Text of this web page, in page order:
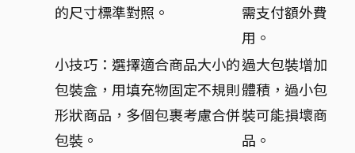
的尺寸標準對照。
需支付額外費
用。
小技巧：選擇適合商品大小的
包裝盒，用填充物固定不規則
形狀商品，多個包裹考慮合併
包裝。
過大包裝增加
體積，過小包
裝可能損壞商
品。